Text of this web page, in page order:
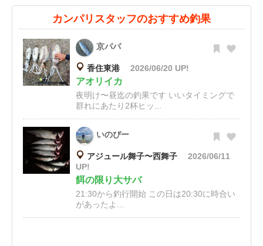
カンパリスタッフのおすすめ釣果
京パパ
香住東港 2026/06/20 UP!
アオリイカ
夜明け〜昼迄の釣果です いいタイミングで
群れにあたり2杯ヒッ...
いのぴー
アジュール舞子〜西舞子
2026/06/11
UP!
餌の限り大サバ
21:30から釣行開始 この日は20:30に時合い
があったよ...